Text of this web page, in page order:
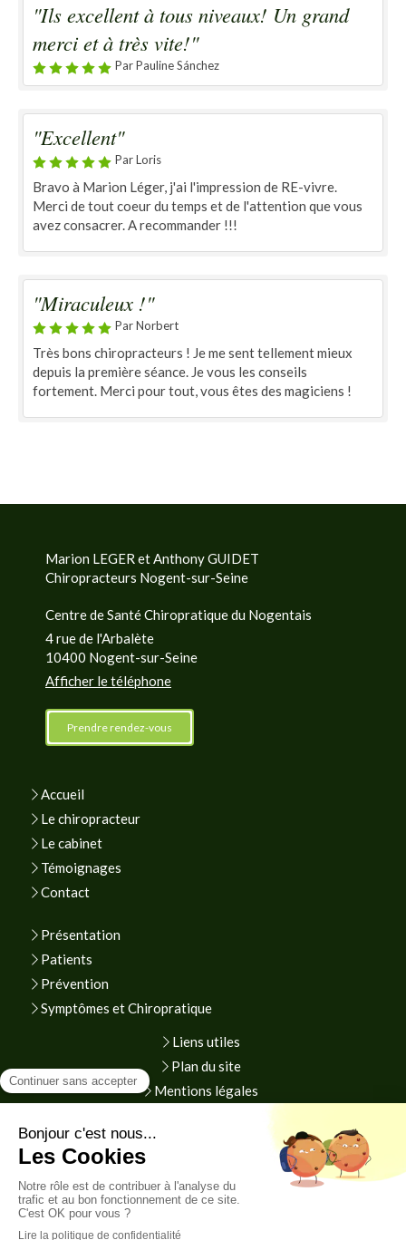
"Ils excellent à tous niveaux! Un grand
merci et à très vite!"
Par Pauline Sánchez
"Excellent"
Par Loris
Bravo à Marion Léger, j'ai l'impression de RE-vivre.
Merci de tout coeur du temps et de l'attention que vous
avez consacrer. A recommander !!!
"Miraculeux !"
Par Norbert
Très bons chiropracteurs ! Je me sent tellement mieux
depuis la première séance. Je vous les conseils
fortement. Merci pour tout, vous êtes des magiciens !
Marion LEGER et Anthony GUIDET
Chiropracteurs Nogent-sur-Seine
Centre de Santé Chiropratique du Nogentais
4 rue de l'Arbalète
10400 Nogent-sur-Seine
Afficher le téléphone
Prendre rendez-vous
Accueil
Le chiropracteur
Le cabinet
Témoignages
Contact
Présentation
Patients
Prévention
Symptômes et Chiropratique
Liens utiles
Plan du site
Mentions légales
Prendre rendez-vous en ligne